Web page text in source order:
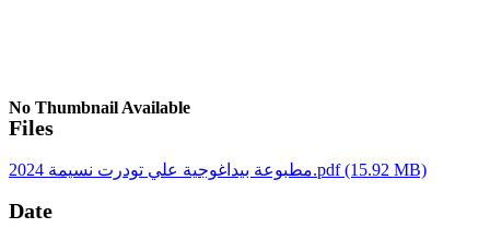
No Thumbnail Available
Files
مطبوعة بيداغوجية علي تودرت نسيمة 2024.pdf(15.92 MB)
Date